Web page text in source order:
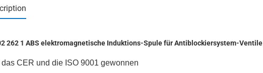
262 1 ABS elektromagnetische Induktions-Spule für Antiblockiersystem-Ventile
CER und die ISO 9001 gewonnen